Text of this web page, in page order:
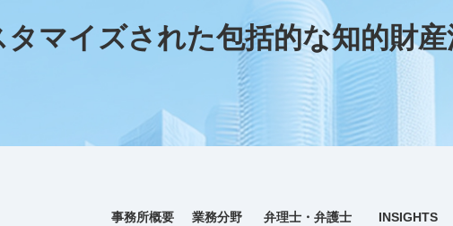
タマイズされた包括的な知的財
事務所概要 業務分野 弁理士・弁護士 INSIGHTS